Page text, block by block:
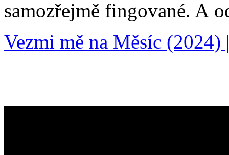
samozřejmě fingované. A
Vezmi mě na Měsíc (2024)